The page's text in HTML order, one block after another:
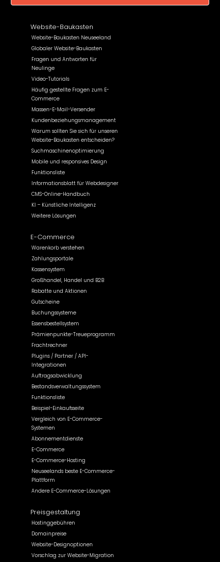
Website-Baukasten
Website-Baukasten Neuseeland
Globaler Website-Baukasten
Fragen und Antworten für
Neulinge
Video-Tutorials
Häufig gestellte Fragen zum E-
Commerce
Massen-E-Mail-Versender
Kundenbeziehungsmanagement
Warum sollten Sie sich für unseren
Website-Baukasten entscheiden?
Suchmaschinenoptimierung
Mobile und responsives Design
Funktionsliste
Informationsblatt für Webdesigner
CMS-Online-Handbuch
KI – Künstliche Intelligenz
Weitere Lösungen
E-Commerce
Warenkorb verstehen
Zahlungsportale
Kassensystem
Großhandel, Handel und B2B
Rabatte und Aktionen
Gutscheine
Buchungssysteme
Essensbestellsystem
Prämienpunkte-Treueprogramm
Frachtrechner
Plugins / Partner / API-
Integrationen
Auftragsabwicklung
Bestandsverwaltungssystem
Funktionsliste
Beispiel-Einkaufsseite
Vergleich von E-Commerce-
Systemen
Abonnementdienste
E-Commerce
E-Commerce-Hosting
Neuseelands beste E-Commerce-
Plattform
Andere E-Commerce-Lösungen
Preisgestaltung
Hostinggebühren
Domainpreise
Website-Designoptionen
Vorschlag zur Website-Migration